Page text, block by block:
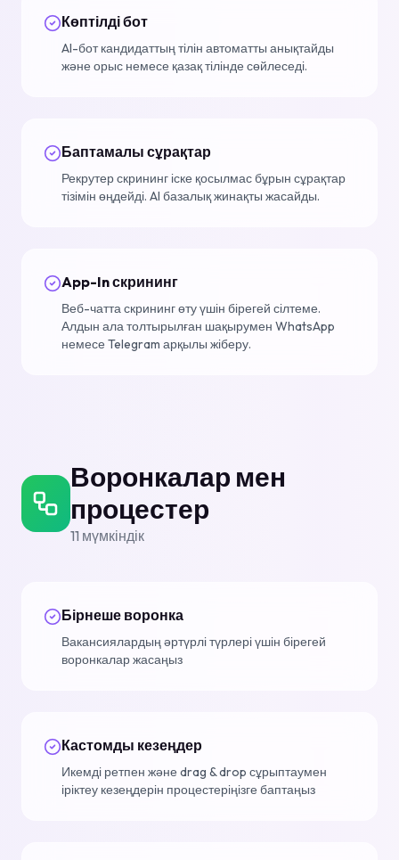
Көптілді бот
AI-бот кандидаттың тілін автоматты анықтайды
және орыс немесе қазақ тілінде сөйлеседі.
Баптамалы сұрақтар
Рекрутер скрининг іске қосылмас бұрын сұрақтар
тізімін өңдейді. AI базалық жинақты жасайды.
App-In скрининг
Веб-чатта скрининг өту үшін бірегей сілтеме.
Алдын ала толтырылған шақырумен WhatsApp
немесе Telegram арқылы жіберу.
Воронкалар мен
процестер
11 мүмкіндік
Бірнеше воронка
Вакансиялардың әртүрлі түрлері үшін бірегей
воронкалар жасаңыз
Кастомды кезеңдер
Икемді ретпен және drag & drop сұрыптаумен
іріктеу кезеңдерін процестеріңізге баптаңыз